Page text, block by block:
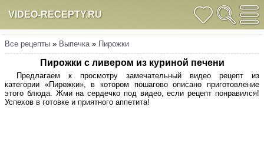
VIDEO-RECEPTY.RU
Все рецепты » Выпечка» Пирожки
Пирожки с ливером из куриной печени
Предлагаем к просмотру замечательный видео рецепт из
категории «Пирожки», в котором пошагово описано приготовление
этого блюда. Жми на сердечко под видео, если рецепт понравился!
Успехов в готовке и приятного аппетита!